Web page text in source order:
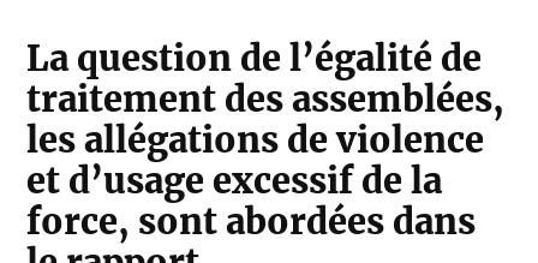
La question de l’égalité de
traitement des assemblées,
les allégations de violence
et d’usage excessif de la
force, sont abordées dans